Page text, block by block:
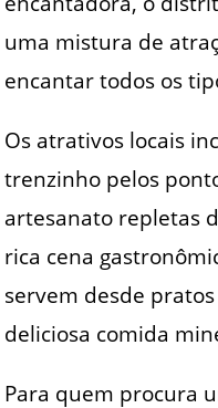
uma mistura de
encantar todos os
Os atrativos locais
trenzinho pelos
artesanato repletas
rica cena
servem desde
deliciosa comida
Para quem procura